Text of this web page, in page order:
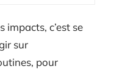
impacts, c’est se
sur
pour